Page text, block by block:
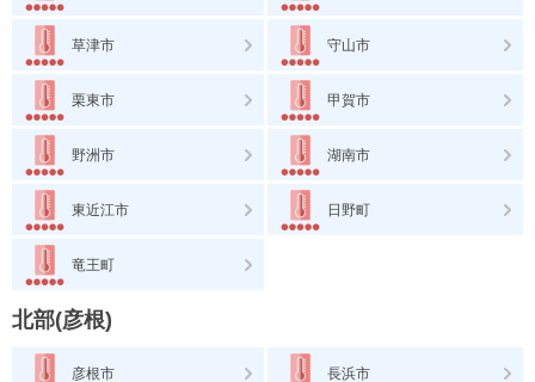
草津市 守山市
栗東市 甲賀市
野洲市 湖南市
東近江市 日野町
竜王町
北部(彦根)
彦根市 長浜市